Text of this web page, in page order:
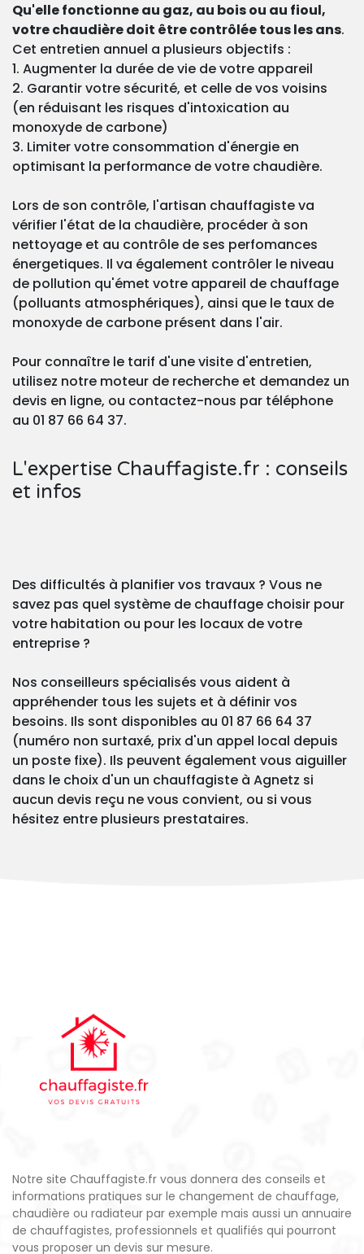
Qu'elle fonctionne au gaz, au bois ou au fioul,
votre chaudière doit être contrôlée tous les ans.
Cet entretien annuel a plusieurs objectifs :
1. Augmenter la durée de vie de votre appareil
2. Garantir votre sécurité, et celle de vos voisins
(en réduisant les risques d'intoxication au
monoxyde de carbone)
3. Limiter votre consommation d'énergie en
optimisant la performance de votre chaudière.
Lors de son contrôle, l'artisan chauffagiste va
vérifier l'état de la chaudière, procéder à son
nettoyage et au contrôle de ses perfomances
énergetiques. Il va également contrôler le niveau
de pollution qu'émet votre appareil de chauffage
(polluants atmosphériques), ainsi que le taux de
monoxyde de carbone présent dans l'air.
Pour connaître le tarif d'une visite d'entretien,
utilisez notre moteur de recherche et demandez un
devis en ligne, ou contactez-nous par téléphone
au 01 87 66 64 37.
L'expertise Chauffagiste.fr : conseils
et infos
Des difficultés à planifier vos travaux ? Vous ne
savez pas quel système de chauffage choisir pour
votre habitation ou pour les locaux de votre
entreprise ?
Nos conseilleurs spécialisés vous aident à
appréhender tous les sujets et à définir vos
besoins. Ils sont disponibles au 01 87 66 64 37
(numéro non surtaxé, prix d'un appel local depuis
un poste fixe). Ils peuvent également vous aiguiller
dans le choix d'un un chauffagiste à Agnetz si
aucun devis reçu ne vous convient, ou si vous
hésitez entre plusieurs prestataires.
Notre site Chauffagiste.fr vous donnera des conseils et
informations pratiques sur le changement de chauffage,
chaudière ou radiateur par exemple mais aussi un annuaire
de chauffagistes, professionnels et qualifiés qui pourront
vous proposer un devis sur mesure.